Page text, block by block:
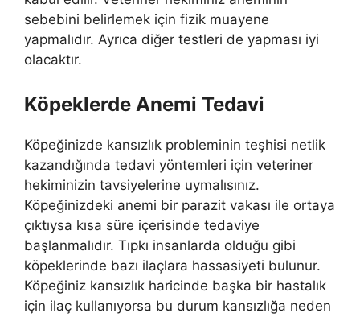
sebebini belirlemek için fizik muayene
yapmalıdır. Ayrıca diğer testleri de yapması iyi
olacaktır.
Köpeklerde Anemi Tedavi
Köpeğinizde kansızlık probleminin teşhisi netlik
kazandığında tedavi yöntemleri için veteriner
hekiminizin tavsiyelerine uymalısınız.
Köpeğinizdeki anemi bir parazit vakası ile ortaya
çıktıysa kısa süre içerisinde tedaviye
başlanmalıdır. Tıpkı insanlarda olduğu gibi
köpeklerinde bazı ilaçlara hassasiyeti bulunur.
Köpeğiniz kansızlık haricinde başka bir hastalık
için ilaç kullanıyorsa bu durum kansızlığa neden